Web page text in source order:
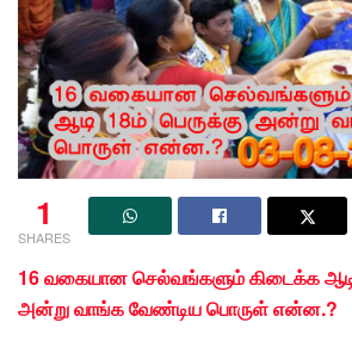
1
SHARES
16 வகையான செல்வங்களும் கிடைக்க ஆடி
அன்று வாங்க வேண்டிய பொருள் என்ன.?